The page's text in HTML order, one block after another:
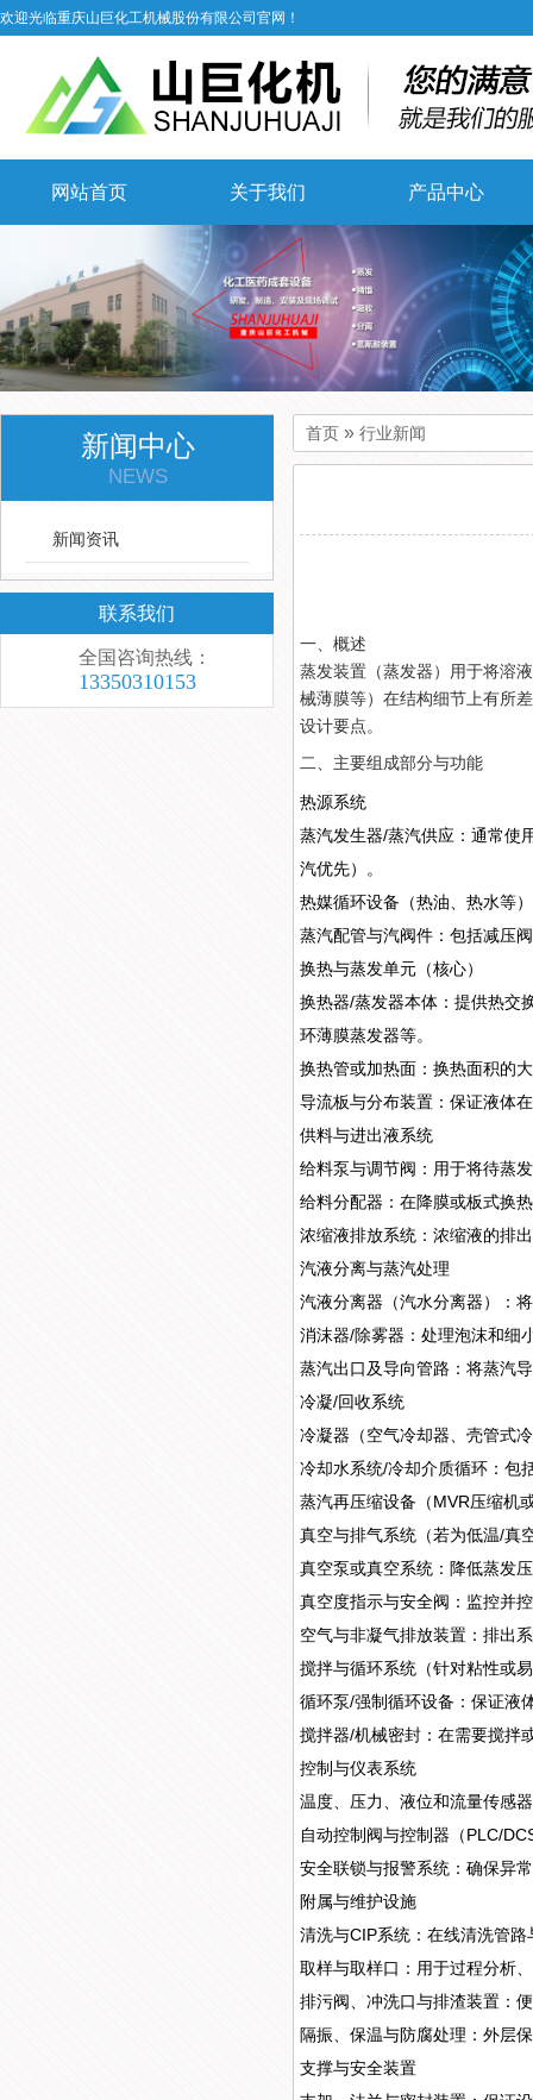
欢迎光临重庆山巨化工机械股份有限公司官网！
网站首页 关于我们 产品中心
首页 » 行业新闻
一、概述
蒸发装置（蒸发器）用于将溶
械薄膜等）在结构细节上有所
设计要点。
二、主要组成部分与功能
热源系统
蒸汽发生器/蒸汽供应：通常使
汽优先）。
热媒循环设备（热油、热水等
蒸汽配管与汽阀件：包括减压
换热与蒸发单元（核心）
换热器/蒸发器本体：提供热交
环薄膜蒸发器等。
换热管或加热面：换热面积的
导流板与分布装置：保证液体
供料与进出液系统
给料泵与调节阀：用于将待蒸
给料分配器：在降膜或板式换
浓缩液排放系统：浓缩液的排
汽液分离与蒸汽处理
汽液分离器（汽水分离器）：
消沫器/除雾器：处理泡沫和细
蒸汽出口及导向管路：将蒸汽
冷凝/回收系统
冷凝器（空气冷却器、壳管式
冷却水系统/冷却介质循环：包
蒸汽再压缩设备（MVR压缩机
真空与排气系统（若为低温/真
真空泵或真空系统：降低蒸发
真空度指示与安全阀：监控并
空气与非凝气排放装置：排出
搅拌与循环系统（针对粘性或
循环泵/强制循环设备：保证液
搅拌器/机械密封：在需要搅拌
控制与仪表系统
温度、压力、液位和流量传感
自动控制阀与控制器（PLC/
安全联锁与报警系统：确保异
附属与维护设施
清洗与CIP系统：在线清洗管
取样与取样口：用于过程分析
排污阀、冲洗口与排渣装置：
隔振、保温与防腐处理：外层
支撑与安全装置
新闻中心
NEWS
新闻资讯
联系我们
全国咨询热线：
13350310153